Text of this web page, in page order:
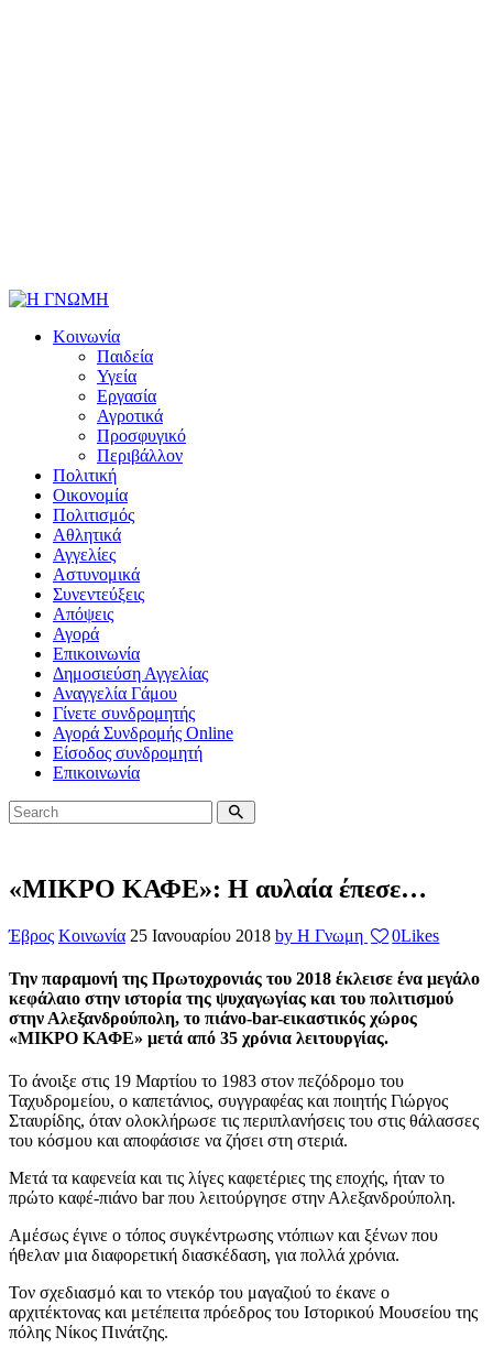
Κοινωνία
Παιδεία
Υγεία
Εργασία
Αγροτικά
Προσφυγικό
Περιβάλλον
Πολιτική
Οικονομία
Πολιτισμός
Αθλητικά
Αγγελίες
Αστυνομικά
Συνεντεύξεις
Απόψεις
Αγορά
Επικοινωνία
Δημοσιεύση Αγγελίας
Αναγγελία Γάμου
Γίνετε συνδρομητής
Αγορά Συνδρομής Online
Είσοδος συνδρομητή
Επικοινωνία
«ΜΙΚΡΟ ΚΑΦΕ»: Η αυλαία έπεσε…
Έβρος Κοινωνία 25 Ιανουαρίου 2018 by Η Γνωμη 0Likes
Την παραμονή της Πρωτοχρονιάς του 2018 έκλεισε ένα μεγάλο
κεφάλαιο στην ιστορία της ψυχαγωγίας και του πολιτισμού
στην Αλεξανδρούπολη, το πιάνο-bar-εικαστικός χώρος
«ΜΙΚΡΟ ΚΑΦΕ» μετά από 35 χρόνια λειτουργίας.
Το άνοιξε στις 19 Μαρτίου το 1983 στον πεζόδρομο του
Ταχυδρομείου, ο καπετάνιος, συγγραφέας και ποιητής Γιώργος
Σταυρίδης, όταν ολοκλήρωσε τις περιπλανήσεις του στις θάλασσες
του κόσμου και αποφάσισε να ζήσει στη στεριά.
Μετά τα καφενεία και τις λίγες καφετέριες της εποχής, ήταν το
πρώτο καφέ-πιάνο bar που λειτούργησε στην Αλεξανδρούπολη.
Αμέσως έγινε ο τόπος συγκέντρωσης ντόπιων και ξένων που
ήθελαν μια διαφορετική διασκέδαση, για πολλά χρόνια.
Τον σχεδιασμό και το ντεκόρ του μαγαζιού το έκανε ο
αρχιτέκτονας και μετέπειτα πρόεδρος του Ιστορικού Μουσείου της
πόλης Νίκος Πινάτζης.